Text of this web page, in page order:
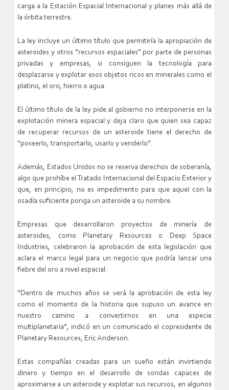
carga a la Estación Espacial Internacional y planes más allá de
la órbita terrestre.
La ley incluye un último título que permitiría la apropiación de
asteroides y otros “recursos espaciales” por parte de personas
privadas y empresas, si consiguen la tecnología para
desplazarse y explotar esos objetos ricos en minerales como el
platino, el oro, hierro o agua.
El último título de la ley pide al gobierno no interponerse en la
explotación minera espacial y deja claro que quien sea capaz
de recuperar recursos de un asteroide tiene el derecho de
“poseerlo, transportarlo, usarlo y venderlo”.
Además, Estados Unidos no se reserva derechos de soberanía,
algo que prohíbe el Tratado Internacional del Espacio Exterior y
que, en principio, no es impedimento para que aquel con la
osadía suficiente ponga un asteroide a su nombre.
Empresas que desarrollaron proyectos de minería de
asteroides, como Planetary Resources o Deep Space
Industries, celebraron la aprobación de esta legislación que
aclara el marco legal para un negocio que podría lanzar una
fiebre del oro a nivel espacial.
“Dentro de muchos años se verá la aprobación de esta ley
como el momento de la historia que supuso un avance en
nuestro camino a convertirnos en una especie
multiplanetaria”, indicó en un comunicado el copresidente de
Planetary Resources, Eric Anderson.
Estas compañías creadas para un sueño están invirtiendo
dinero y tiempo en el desarrollo de sondas capaces de
aproximarse a un asteroide y explotar sus recursos, en algunos